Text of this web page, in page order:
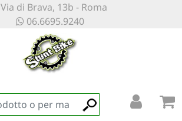
Via di Brava, 13b - Roma
06.6695.9240